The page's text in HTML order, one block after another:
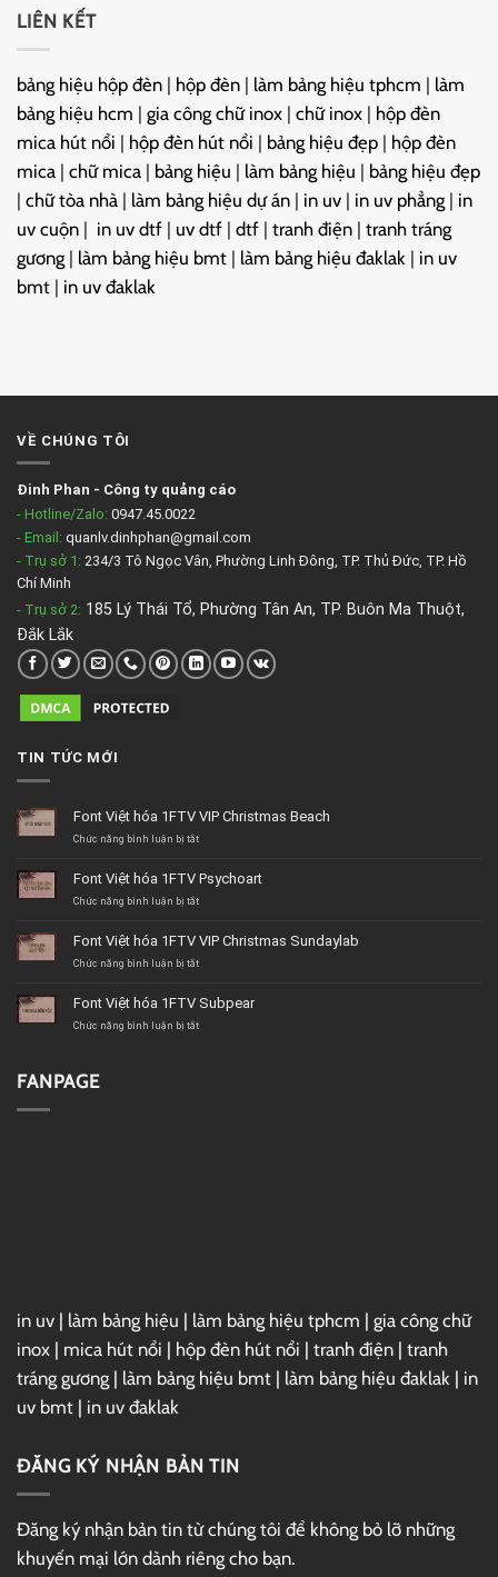
LIÊN KẾT
bảng hiệu hộp đèn | hộp đèn | làm bảng hiệu tphcm | làm
bảng hiệu hcm | gia công chữ inox | chữ inox | hộp đèn
mica hút nổi | hộp đèn hút nổi | bảng hiệu đẹp | hộp đèn
mica | chữ mica | bảng hiệu | làm bảng hiệu | bảng hiệu đẹp
| chữ tòa nhà | làm bảng hiệu dự án | in uv | in uv phẳng | in
uv cuộn | in uv dtf | uv dtf | dtf | tranh điện | tranh tráng
gương | làm bảng hiệu bmt | làm bảng hiệu đaklak | in uv
bmt | in uv đaklak
VỀ CHÚNG TÔI
Đinh Phan - Công ty quảng cáo
- Hotline/Zalo: 0947.45.0022
- Email: quanlv.dinhphan@gmail.com
- Trụ sở 1: 234/3 Tô Ngọc Vân, Phường Linh Đông, TP. Thủ Đức, TP. Hồ
Chí Minh
- Trụ sở 2: 185 Lý Thái Tổ, Phường Tân An, TP. Buôn Ma Thuột,
Đắk Lắk
TIN TỨC MỚI
Font Việt hóa 1FTV VIP Christmas Beach
Chức năng bình luận bị tắtở
hóa
1FTV
Beach
Font Việt hóa 1FTV Psychoart
Chức năng bình luận bị tắtở
hóa
1FTV
Font Việt hóa 1FTV VIP Christmas Sundaylab
Chức năng bình luận bị tắtở
hóa
1FTV
Font Việt hóa 1FTV Subpear
Chức năng bình luận bị tắtở
FANPAGE
in uv | làm bảng hiệu | làm bảng hiệu tphcm | gia công chữ
inox | mica hút nổi | hộp đèn hút nổi | tranh điện | tranh
tráng gương | làm bảng hiệu bmt | làm bảng hiệu đaklak | in
uv bmt | in uv đaklak
ĐĂNG KÝ NHẬN BẢN TIN
Đăng ký nhận bản tin từ chúng tôi để không bỏ lỡ những
khuyến mại lớn dành riêng cho bạn.